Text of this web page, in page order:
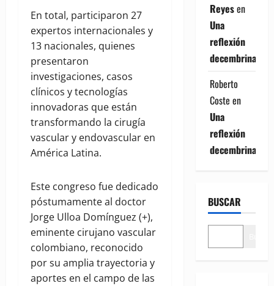
En total, participaron 27
expertos internacionales y
13 nacionales, quienes
presentaron
investigaciones, casos
clínicos y tecnologías
innovadoras que están
transformando la cirugía
vascular y endovascular en
América Latina.
Este congreso fue dedicado
póstumamente al doctor
Jorge Ulloa Domínguez (+),
eminente cirujano vascular
colombiano, reconocido
por su amplia trayectoria y
aportes en el campo de las
Reyesen
Una
reflexión
decembrina
Roberto
Coste en
Una
reflexión
decembrina
BUSCAR